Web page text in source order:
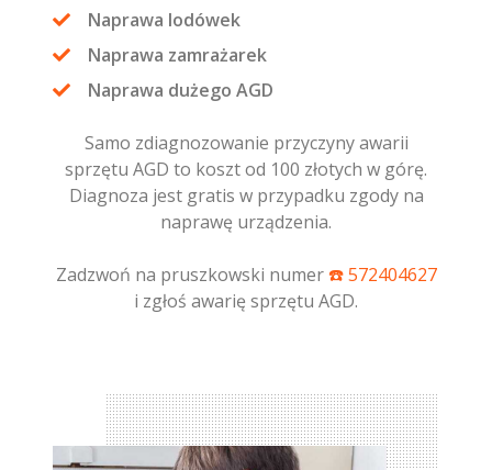
Naprawa lodówek
Naprawa zamrażarek
Naprawa dużego AGD
Samo zdiagnozowanie przyczyny awarii
sprzętu AGD to koszt od 100 złotych w górę.
Diagnoza jest gratis w przypadku zgody na
naprawę urządzenia.
Zadzwoń na pruszkowski numer☎️ 572404627
i zgłoś awarię sprzętu AGD.